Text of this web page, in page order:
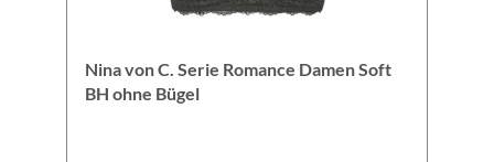
Nina von C. Serie Romance Damen Soft
BH ohne Bügel